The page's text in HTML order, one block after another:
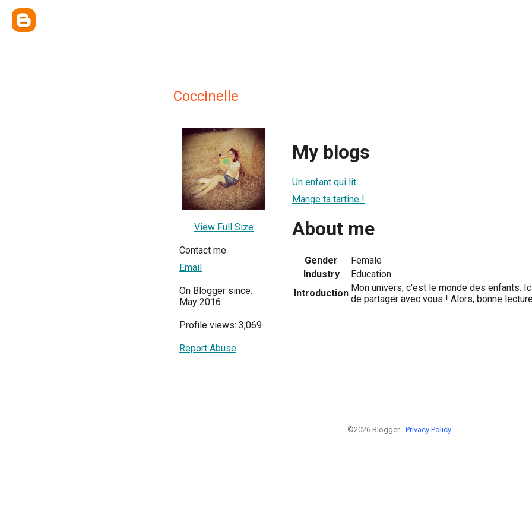
Coccinelle
View Full Size
Contact me
Email
On Blogger since:
May 2016
Profile views: 3,069
Report Abuse
My blogs
Un enfant qui lit ...
Mange ta tartine !
About me
Gender
Female
Industry
Education
Introduction Mon univers, c'est le monde des enfants.
de partager avec vous ! Alors, bonne
©2026 Blogger - Privacy Policy